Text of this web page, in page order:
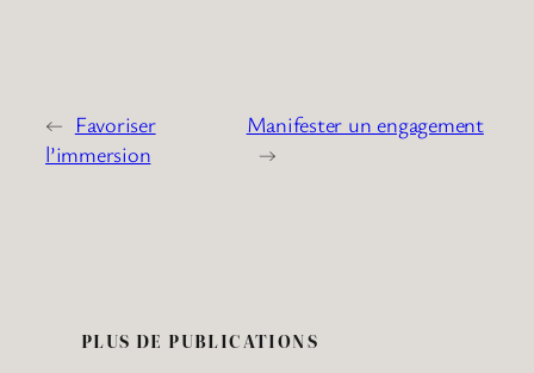
← Favoriser
l’immersion
Manifester un engagement
→
PLUS DE PUBLICATIONS